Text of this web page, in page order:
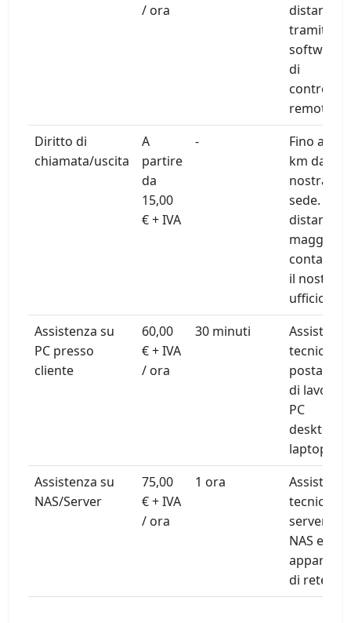
/ ora
distanza
tramite
software
di
controllo
remoto
Diritto di
chiamata/uscita
A
partire
da
15,00
€ + IVA
-
Fino a 15
km dalla
nostra
sede. Per
distanze
maggiori
contattare
il nostro
ufficio
Assistenza su
PC presso
cliente
60,00
€ + IVA
/ ora
30 minuti
Assistenza
tecnica su
postazioni
di lavoro,
PC
desktop e
laptop
Assistenza su
NAS/Server
75,00
€ + IVA
/ ora
1 ora
Assistenza
tecnica su
server,
NAS e
apparati
di rete